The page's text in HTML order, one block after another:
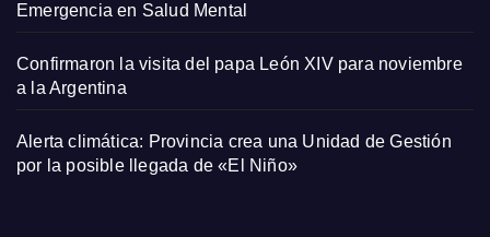
Emergencia en Salud Mental
Confirmaron la visita del papa León XIV para noviembre
a la Argentina
Alerta climática: Provincia crea una Unidad de Gestión
por la posible llegada de «El Niño»